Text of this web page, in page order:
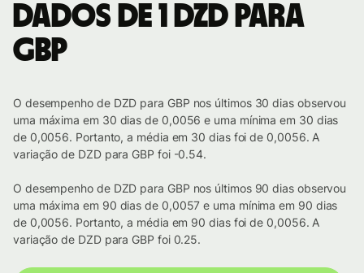
Dados de 1 DZD para
GBP
O desempenho de DZD para GBP nos últimos 30 dias observou
uma máxima em 30 dias de 0,0056 e uma mínima em 30 dias
de 0,0056. Portanto, a média em 30 dias foi de 0,0056. A
variação de DZD para GBP foi -0.54.
O desempenho de DZD para GBP nos últimos 90 dias observou
uma máxima em 90 dias de 0,0057 e uma mínima em 90 dias
de 0,0056. Portanto, a média em 90 dias foi de 0,0056. A
variação de DZD para GBP foi 0.25.